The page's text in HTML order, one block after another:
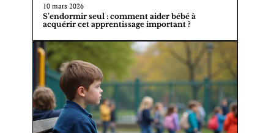
10 mars 2026
S’endormir seul : comment aider bébé à
acquérir cet apprentissage important ?